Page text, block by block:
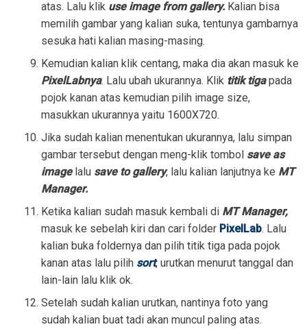
atas. Lalu klik use image from gallery. Kalian bisa
memilih gambar yang kalian suka, tentunya gambarnya
sesuka hati kalian masing-masing.
Kemudian kalian klik centang, maka dia akan masuk ke
PixelLabnya. Lalu ubah ukurannya. Klik titik tigapada
pojok kanan atas kemudian pilih image size,
masukkan ukurannya yaitu 1600X720.
Jika sudah kalian menentukan ukurannya, lalu simpan
gambar tersebut dengan meng-klik tombol save as
imagelalu save to gallery, lalu kalian lanjutnya ke MT
Manager.
Ketika kalian sudah masuk kembali di MT Manager,
masuk ke sebelah kiri dan cari folder PixelLab. Lalu
kalian buka foldernya dan pilih titik tiga pada pojok
kanan atas lalu pilih sort, urutkan menurut tanggal dan
lain-lain lalu klik ok.
Setelah sudah kalian urutkan, nantinya foto yang
sudah kalian buat tadi akan muncul paling atas.